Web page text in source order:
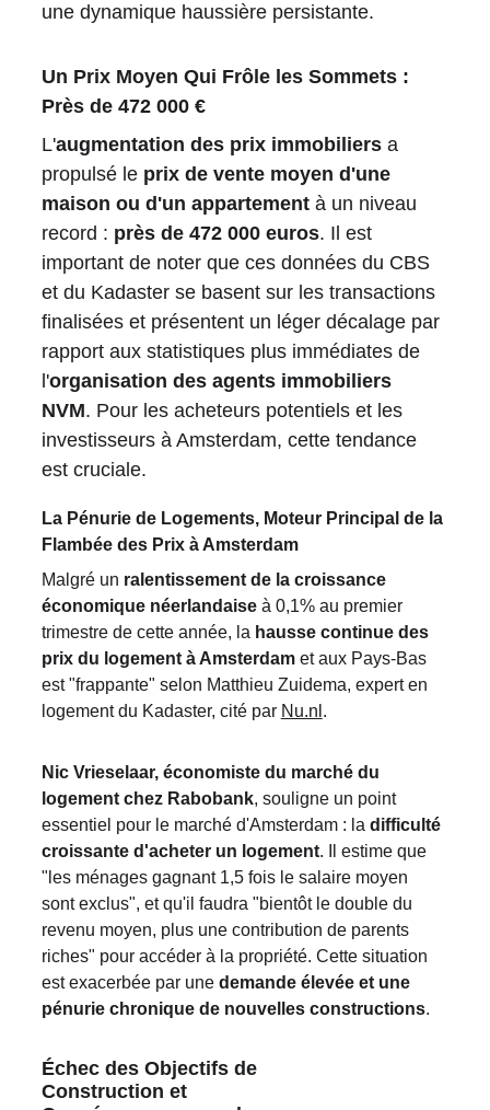
une dynamique haussière persistante.
Un Prix Moyen Qui Frôle les Sommets :
Près de 472 000 €
L'augmentation des prix immobiliers a
propulsé le prix de vente moyen d'une
maison ou d'un appartement à un niveau
record : près de 472 000 euros. Il est
important de noter que ces données du CBS
et du Kadaster se basent sur les transactions
finalisées et présentent un léger décalage par
rapport aux statistiques plus immédiates de
l'organisation des agents immobiliers
NVM. Pour les acheteurs potentiels et les
investisseurs à Amsterdam, cette tendance
est cruciale.
La Pénurie de Logements, Moteur Principal de la
Flambée des Prix à Amsterdam
Malgré un ralentissement de la croissance
économique néerlandaise à 0,1% au premier
trimestre de cette année, la hausse continue des
prix du logement à Amsterdam et aux Pays-Bas
est "frappante" selon Matthieu Zuidema, expert en
logement du Kadaster, cité par Nu.nl .
Nic Vrieselaar, économiste du marché du
logement chez Rabobank, souligne un point
essentiel pour le marché d'Amsterdam : la difficulté
croissante d'acheter un logement. Il estime que
"les ménages gagnant 1,5 fois le salaire moyen
sont exclus", et qu'il faudra "bientôt le double du
revenu moyen, plus une contribution de parents
riches" pour accéder à la propriété. Cette situation
est exacerbée par une demande élevée et une
pénurie chronique de nouvelles constructions.
Échec des Objectifs de
Construction et